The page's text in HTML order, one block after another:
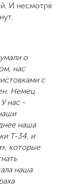
И несмотря
о
нас
с
Немец
нас -
наша
Т-34, и
которые
наша